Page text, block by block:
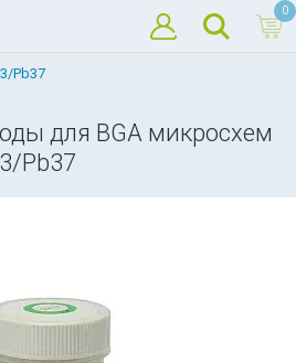
0
Pb37
для BGA микросхем
Pb37